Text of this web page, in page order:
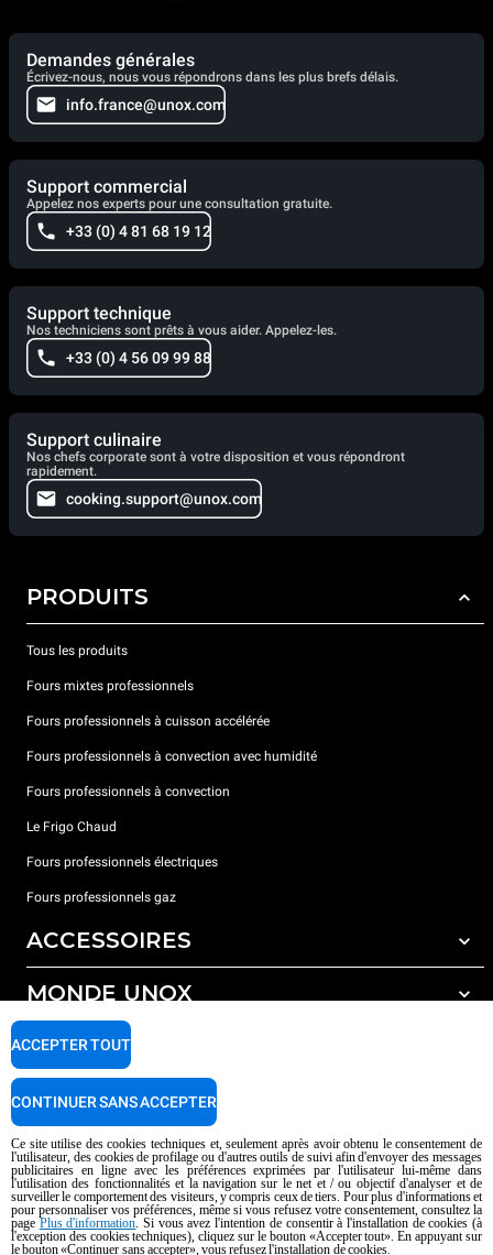
Demandes générales
Écrivez-nous, nous vous répondrons dans les plus brefs délais.
info.france@unox.com
Support commercial
Appelez nos experts pour une consultation gratuite.
+33 (0) 4 81 68 19 12
Support technique
Nos techniciens sont prêts à vous aider. Appelez-les.
+33 (0) 4 56 09 99 88
Support culinaire
Nos chefs corporate sont à votre disposition et vous répondront
rapidement.
cooking.support@unox.com
PRODUITS
Tous les produits
Fours mixtes professionnels
Fours professionnels à cuisson accélérée
Fours professionnels à convection avec humidité
Fours professionnels à convection
Le Frigo Chaud
Fours professionnels électriques
Fours professionnels gaz
ACCESSOIRES
Tous les accessoires
Détergents pour lavage automatique
Détergents pour lavage manuel
Traitement de l'eau avec filtres à résine
MONDE UNOX
Nos bureaux dans le monde
SUPPORT
Garantie Unox
Trouver les Centres SAV
Droits d'auteurt 2026 UNOX SpA Tous droits réservés. Reg.Papova n °
04230750285 - REA Padova 372835 - Cap. 5.000.000 € iv - P.IVA / CF
04230750285 - IT WEEE Reg. No. IT08020000000377
AI Content Disclaimer Privacy policy Cookie policy
Ce site utilise des cookies techniques et, seulement après avoir obtenu le consentement de
l'utilisateur, des cookies de profilage ou d'autres outils de suivi afin d'envoyer des messages
publicitaires en ligne avec les préférences exprimées par l'utilisateur lui-même dans
l'utilisation des fonctionnalités et la navigation sur le net et / ou objectif d'analyser et de
surveiller le comportement des visiteurs, y compris ceux de tiers. Pour plus d'informations et
pour personnaliser vos préférences, même si vous refusez votre consentement, consultez la
page Plus d'information. Si vous avez l'intention de consentir à l'installation de cookies (à
l'exception des cookies techniques), cliquez sur le bouton «Accepter tout». En appuyant sur
le bouton «Continuer sans accepter», vous refusez l'installation de cookies.
ACCEPTER TOUT
CONTINUER SANS ACCEPTER